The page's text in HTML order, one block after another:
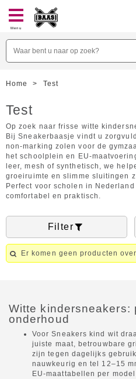
Menu
Home > Test
Test
Op zoek naar frisse witte
Bij Sneakerbaasje vindt u
non-marking zolen voor de
het schoolplein en EU-
leer, mesh of synthetisch, we
groeiruimte en slimme sluitingen
Perfect voor scholen in
comfortabel en praktisch.
Filter
Er komen geen producten
Witte kindersneakers:
onderhoud
Voor Sneakers kind wit
juiste maat, betrouwbare
zijn tegen dagelijks
nauwkeurig en tel 12–15
EU-maattabellen per